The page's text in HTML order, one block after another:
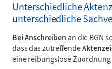
Unterschiedliche
unterschiedliche
Bei Anschreiben an die BGN
dass das zutreffende
eine reibungslose